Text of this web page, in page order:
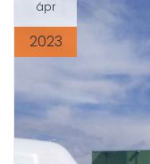
ápr
2023